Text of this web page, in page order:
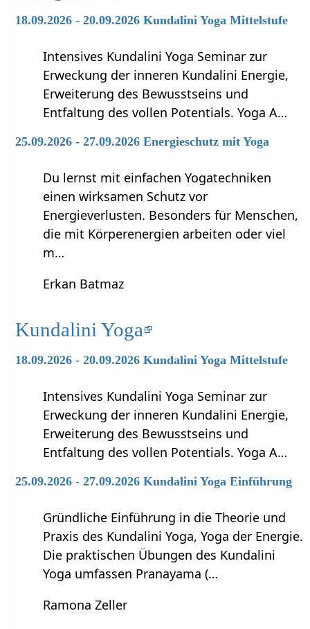
18.09.2026 - 20.09.2026 Kundalini Yoga Mittelstufe
Intensives Kundalini Yoga Seminar zur
Erweckung der inneren Kundalini Energie,
Erweiterung des Bewusstseins und
Entfaltung des vollen Potentials. Yoga A…
25.09.2026 - 27.09.2026 Energieschutz mit Yoga
Du lernst mit einfachen Yogatechniken
einen wirksamen Schutz vor
Energieverlusten. Besonders für Menschen,
die mit Körperenergien arbeiten oder viel
m…
Erkan Batmaz
Kundalini Yoga
18.09.2026 - 20.09.2026 Kundalini Yoga Mittelstufe
Intensives Kundalini Yoga Seminar zur
Erweckung der inneren Kundalini Energie,
Erweiterung des Bewusstseins und
Entfaltung des vollen Potentials. Yoga A…
25.09.2026 - 27.09.2026 Kundalini Yoga Einführung
Gründliche Einführung in die Theorie und
Praxis des Kundalini Yoga, Yoga der Energie.
Die praktischen Übungen des Kundalini
Yoga umfassen Pranayama (…
Ramona Zeller